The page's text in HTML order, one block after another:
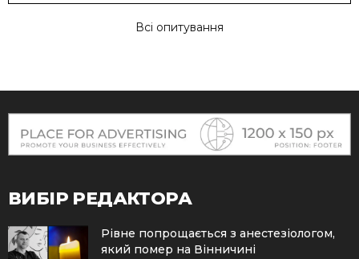
Всі опитування
ВИБІР РЕДАКТОРА
Рівне попрощається з анестезіологом,
який помер на Вінничині